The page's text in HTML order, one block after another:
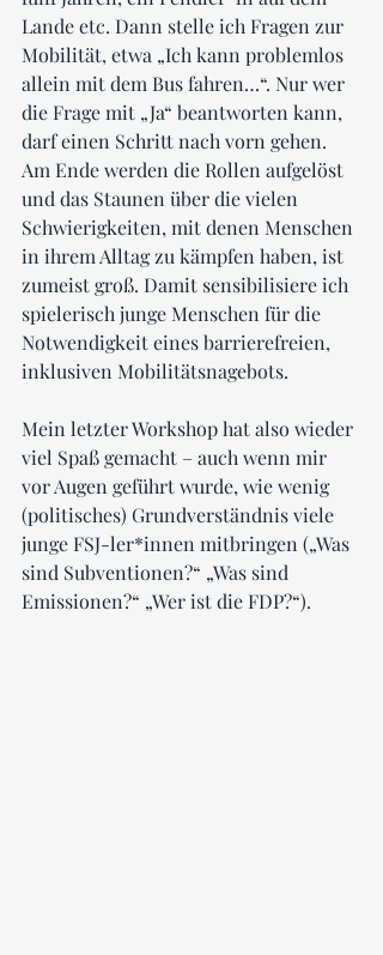
Lande etc. Dann stelle ich Fragen zur
Mobilität, etwa „Ich kann problemlos
allein mit dem Bus fahren…“. Nur wer
die Frage mit „Ja“ beantworten kann,
darf einen Schritt nach vorn gehen.
Am Ende werden die Rollen aufgelöst
und das Staunen über die vielen
Schwierigkeiten, mit denen Menschen
in ihrem Alltag zu kämpfen haben, ist
zumeist groß. Damit sensibilisiere ich
spielerisch junge Menschen für die
Notwendigkeit eines barrierefreien,
inklusiven Mobilitätsnagebots.
Mein letzter Workshop hat also wieder
viel Spaß gemacht – auch wenn mir
vor Augen geführt wurde, wie wenig
(politisches) Grundverständnis viele
junge FSJ-ler*innen mitbringen („Was
sind Subventionen?“ „Was sind
Emissionen?“ „Wer ist die FDP?“).